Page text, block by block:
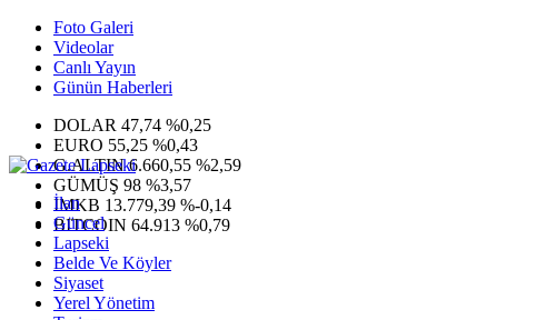
Foto Galeri
Videolar
Canlı Yayın
Günün Haberleri
DOLAR 47,74 %0,25
EURO 55,25 %0,43
G.ALTIN6.660,55 %2,59
GÜMÜŞ 98 %3,57
IMKB 13.779,39 %-0,14
BITCOIN 64.913 %0,79
İlan
Güncel
Lapseki
Belde Ve Köyler
Siyaset
Yerel Yönetim